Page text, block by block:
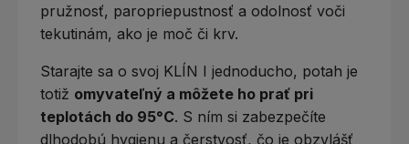
pružnosť, paropriepustnosť a odolnosť voči
tekutinám, ako je moč či krv.
Starajte sa o svoj KLÍN I jednoducho, potah je
totiž omyvateľný a môžete ho prať pri
teplotách do 95°C. S ním si zabezpečíte
dlhodobú hygienu a čerstvosť, čo je obzvlášť